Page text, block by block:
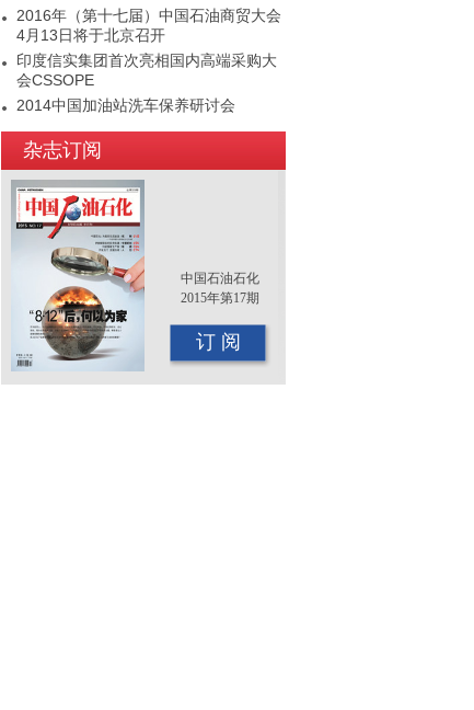
2016年（第十七届）中国石油商贸大会
4月13日将于北京召开
印度信实集团首次亮相国内高端采购大
会CSSOPE
2014中国加油站洗车保养研讨会
2015年（第十二届）中国国际油品行业
年终大会即将召开
杂志订阅
中国石油石化
2015年第17期
订 阅